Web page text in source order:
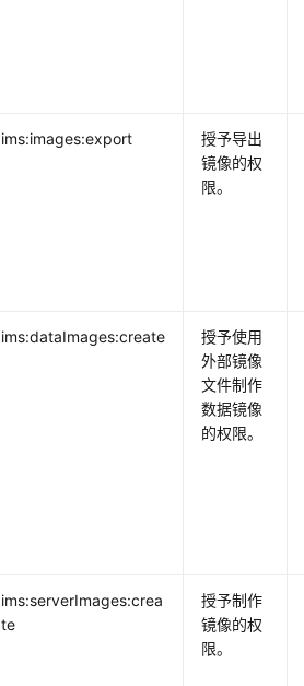
ims:images:export
授予导出
镜像的权
限。
ims:dataImages:create
授予使用
外部镜像
文件制作
数据镜像
的权限。
ims:serverImages:crea
te
授予制作
镜像的权
限。